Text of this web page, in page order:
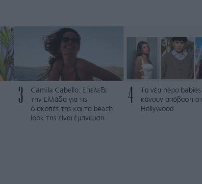
3
Camila Cabello: Επέλεξε
την Ελλάδα για τις
διακοπές της και τα beach
look της είναι έμπνευση
4
Τα νέα nepo
κάνουν απόβαση
Hollywood